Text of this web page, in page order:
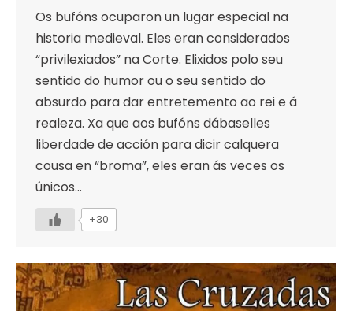
Os bufóns ocuparon un lugar especial na
historia medieval. Eles eran considerados
“privilexiados” na Corte. Elixidos polo seu
sentido do humor ou o seu sentido do
absurdo para dar entretemento ao rei e á
realeza. Xa que aos bufóns dábaselles
liberdade de acción para dicir calquera
cousa en “broma”, eles eran ás veces os
únicos…
+30